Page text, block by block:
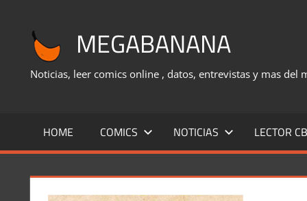
contenido
MEGABANANA
Noticias, leer comics online , datos, entrevistas y mas del
HOME COMICS NOTICIAS LECTOR